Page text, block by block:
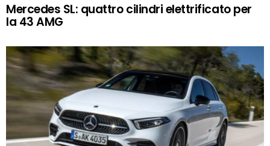
Mercedes SL: quattro cilindri elettrificato per
la 43 AMG